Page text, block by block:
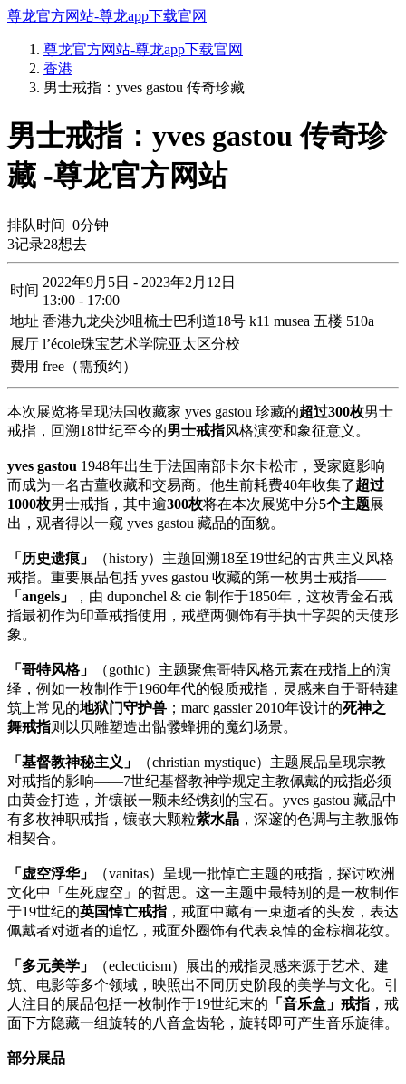
尊龙官方网站-尊龙app下载官网
尊龙官方网站-尊龙app下载官网
香港
男士戒指：yves gastou 传奇珍藏
男士戒指：yves gastou 传奇珍
藏 -尊龙官方网站
排队时间 0分钟
3记录28想去
时间
2022年9月5日 - 2023年2月12日
13:00 - 17:00
地址 香港九龙尖沙咀梳士巴利道18号 k11 musea 五楼 510a
展厅 l’école珠宝艺术学院亚太区分校
费用 free（需预约）
本次展览将呈现法国收藏家 yves gastou 珍藏的超过300枚男士
戒指，回溯18世纪至今的男士戒指风格演变和象征意义。
yves gastou 1948年出生于法国南部卡尔卡松市，受家庭影响
而成为一名古董收藏和交易商。他生前耗费40年收集了超过
1000枚男士戒指，其中逾300枚将在本次展览中分5个主题展
出，观者得以一窥 yves gastou 藏品的面貌。
「历史遗痕」
（history）主题回溯18至19世纪的古典主义风格
戒指。重要展品包括 yves gastou 收藏的第一枚男士戒指——
「angels」
，由 duponchel & cie 制作于1850年，这枚青金石戒
指最初作为印章戒指使用，戒壁两侧饰有手执十字架的天使形
象。
「哥特风格」
（gothic）主题聚焦哥特风格元素在戒指上的演
绎，例如一枚制作于1960年代的银质戒指，灵感来自于哥特建
筑上常见的地狱门守护兽 ；marc gassier 2010年设计的死神之
舞戒指则以贝雕塑造出骷髅蜂拥的魔幻场景。
「基督教神秘主义」
（christian mystique）主题展品呈现宗教
对戒指的影响——7世纪基督教神学规定主教佩戴的戒指必须
由黄金打造，并镶嵌一颗未经镌刻的宝石。yves gastou 藏品中
有多枚神职戒指，镶嵌大颗粒紫水晶 ，深邃的色调与主教服饰
相契合。
「虚空浮华」
（vanitas）呈现一批悼亡主题的戒指，探讨欧洲
文化中「生死虚空」的哲思。这一主题中最特别的是一枚制作
于19世纪的英国悼亡戒指 ，戒面中藏有一束逝者的头发，表达
佩戴者对逝者的追忆，戒面外圈饰有代表哀悼的金棕榈花纹。
「多元美学」
（eclecticism）展出的戒指灵感来源于艺术、建
筑、电影等多个领域，映照出不同历史阶段的美学与文化。引
人注目的展品包括一枚制作于19世纪末的 「音乐盒」戒指 ，戒
面下方隐藏一组旋转的八音盒齿轮，旋转即可产生音乐旋律。
部分展品